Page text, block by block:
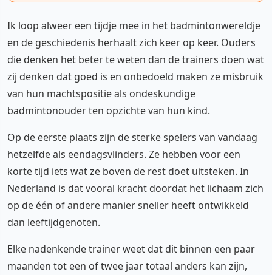
Ik loop alweer een tijdje mee in het badmintonwereldje
en de geschiedenis herhaalt zich keer op keer. Ouders
die denken het beter te weten dan de trainers doen wat
zij denken dat goed is en onbedoeld maken ze misbruik
van hun machtspositie als ondeskundige
badmintonouder ten opzichte van hun kind.
Op de eerste plaats zijn de sterke spelers van vandaag
hetzelfde als eendagsvlinders. Ze hebben voor een
korte tijd iets wat ze boven de rest doet uitsteken. In
Nederland is dat vooral kracht doordat het lichaam zich
op de één of andere manier sneller heeft ontwikkeld
dan leeftijdgenoten.
Elke nadenkende trainer weet dat dit binnen een paar
maanden tot een of twee jaar totaal anders kan zijn,